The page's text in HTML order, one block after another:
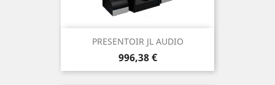
PRESENTOIR JL AUDIO
Prix
996,38 €